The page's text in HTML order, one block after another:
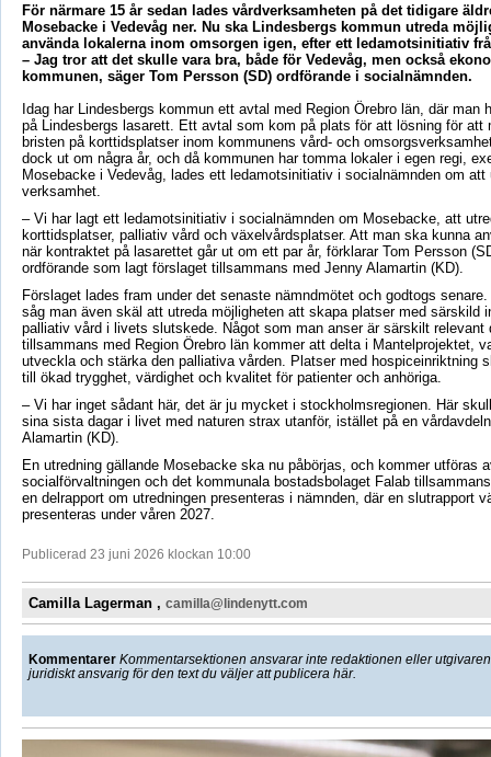
För närmare 15 år sedan lades vårdverksamheten på det tidigare
Mosebacke i Vedevåg ner. Nu ska Lindesbergs kommun utreda
använda lokalerna inom omsorgen igen, efter ett ledamotsinitiativ
– Jag tror att det skulle vara bra, både för Vedevåg, men också
kommunen, säger Tom Persson (SD) ordförande i socialnämnden.
Idag har Lindesbergs kommun ett avtal med Region Örebro län, där man
på Lindesbergs lasarett. Ett avtal som kom på plats för att lösning för att
bristen på korttidsplatser inom kommunens vård- och
dock ut om några år, och då kommunen har tomma lokaler i egen regi,
Mosebacke i Vedevåg, lades ett ledamotsinitiativ i socialnämnden om att
verksamhet.
– Vi har lagt ett ledamotsinitiativ i socialnämnden om Mosebacke, att
korttidsplatser, palliativ vård och växelvårdsplatser. Att man ska kunna
när kontraktet på lasarettet går ut om ett par år, förklarar Tom Persson
ordförande som lagt förslaget tillsammans med Jenny Alamartin (KD).
Förslaget lades fram under det senaste nämndmötet och godtogs
såg man även skäl att utreda möjligheten att skapa platser med särskild
palliativ vård i livets slutskede. Något som man anser är särskilt relevant
tillsammans med Region Örebro län kommer att delta i Mantelprojektet,
utveckla och stärka den palliativa vården. Platser med hospiceinriktning
till ökad trygghet, värdighet och kvalitet för patienter och anhöriga.
– Vi har inget sådant här, det är ju mycket i stockholmsregionen. Här
sina sista dagar i livet med naturen strax utanför, istället på en
Alamartin (KD).
En utredning gällande Mosebacke ska nu påbörjas, och kommer utföras
socialförvaltningen och det kommunala bostadsbolaget Falab
en delrapport om utredningen presenteras i nämnden, där en slutrapport
presenteras under våren 2027.
Publicerad 23 juni 2026 klockan 10:00
Camilla Lagerman , camilla@lindenytt.com
Kommentarer Kommentarsektionen ansvarar inte redaktionen eller
juridiskt ansvarig för den text du väljer att publicera här.